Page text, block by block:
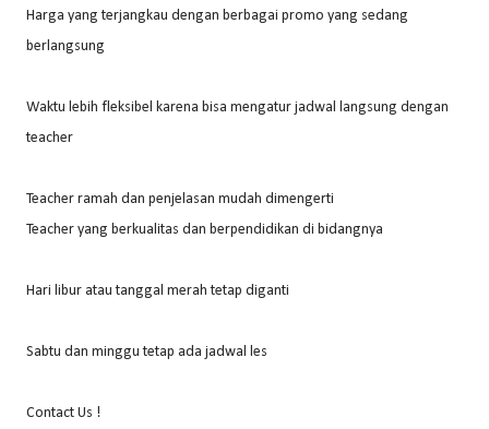
Harga yang terjangkau dengan berbagai promo yang sedang
berlangsung
Waktu lebih fleksibel karena bisa mengatur jadwal langsung dengan
teacher
Teacher ramah dan penjelasan mudah dimengerti
Teacher yang berkualitas dan berpendidikan di bidangnya
Hari libur atau tanggal merah tetap diganti
Sabtu dan minggu tetap ada jadwal les
Contact Us !